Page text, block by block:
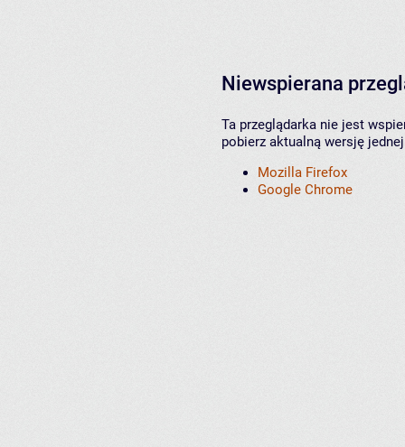
Niewspierana
Ta przeglądarka nie jest
pobierz aktualną wersję
Mozilla Firefox
Google Chrome